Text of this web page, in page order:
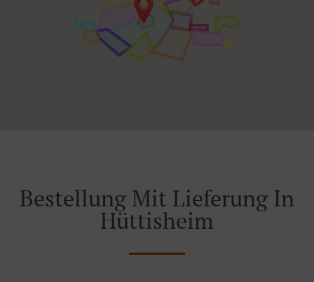
Bestellung Mit Lieferung In
Hüttisheim